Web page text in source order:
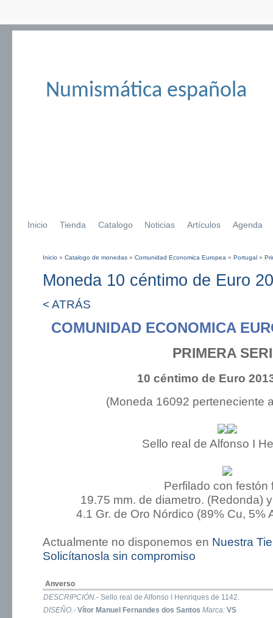
Numismática española
Inicio Tienda Catalogo Noticias Artículos Agenda
Inicio » Catalogo de monedas » Comunidad Economica Europea » Portugal »
Moneda 10 céntimo de Euro
< ATRÁS
COMUNIDAD ECONOMICA
PRIMERA
10 céntimo de Euro
(Moneda 16092 perteneciente
Sello real de Alfonso I
Perfilado con festón
19.75 mm. de diametro. (Redonda)
4.1 Gr. de Oro Nórdico (89% Cu, 5%
Actualmente no disponemos en Nuestra
Solicítanosla sin compromiso
Anverso
DESCRIPCIÓN.- Sello real de Alfonso I Henriques de 1142.
DISEÑO.- Vítor Manuel Fernandes dos Santos Marca: VS